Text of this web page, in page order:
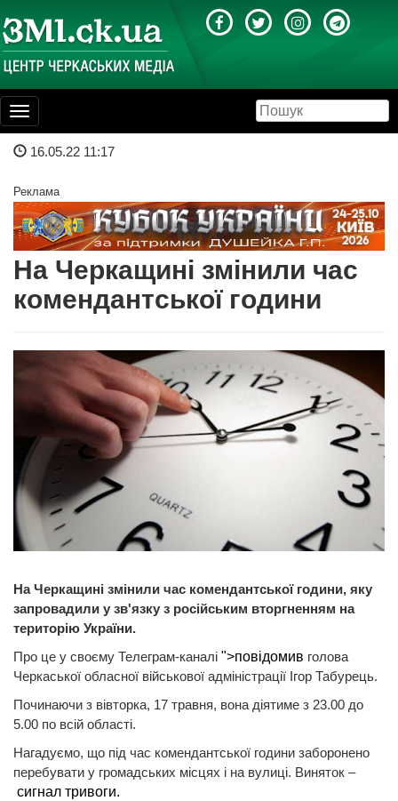
Toggle
navigation
16.05.22 11:17
Реклама
На Черкащині змінили час
комендантської години
На Черкащині змінили час комендантської години, яку
запровадили у зв'язку з російським вторгненням на
територію України.
Про це у своєму Телеграм-каналі ">повідомив голова
Черкаської обласної військової адміністрації Ігор Табурець.
Починаючи з вівторка, 17 травня, вона діятиме з 23.00 до
5.00 по всій області.
Нагадуємо, що під час комендантської години заборонено
перебувати у громадських місцях і на вулиці. Виняток –
сигнал тривоги.